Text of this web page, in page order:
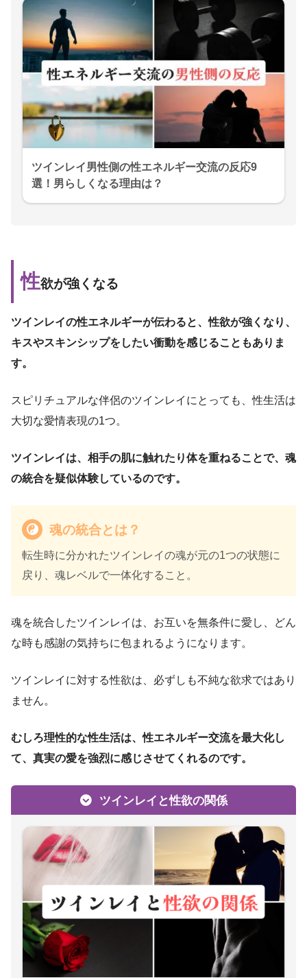
ツインレイ男性側の性エネルギー交流の反応9
選！男らしくなる理由は？
性欲が強くなる
ツインレイの性エネルギーが伝わると、性欲が強くなり、
キスやスキンシップをしたい衝動を感じることもありま
す。
スピリチュアルな伴侶のツインレイにとっても、性生活は
大切な愛情表現の1つ。
ツインレイは、相手の肌に触れたり体を重ねることで、魂
の統合を疑似体験しているのです。
魂の統合とは？
転生時に分かれたツインレイの魂が元の1つの状態に
戻り、魂レベルで一体化すること。
魂を統合したツインレイは、お互いを無条件に愛し、どん
な時も感謝の気持ちに包まれるようになります。
ツインレイに対する性欲は、必ずしも不純な欲求ではあり
ません。
むしろ理性的な性生活は、性エネルギー交流を最大化し
て、真実の愛を強烈に感じさせてくれるのです。
ツインレイと性欲の関係